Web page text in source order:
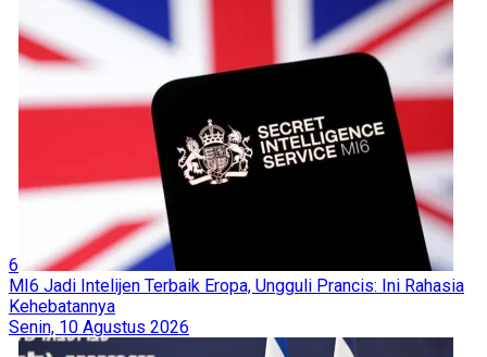
6
MI6 Jadi Intelijen Terbaik Eropa, Ungguli Prancis: Ini Rahasia
Kehebatannya
Senin, 10 Agustus 2026